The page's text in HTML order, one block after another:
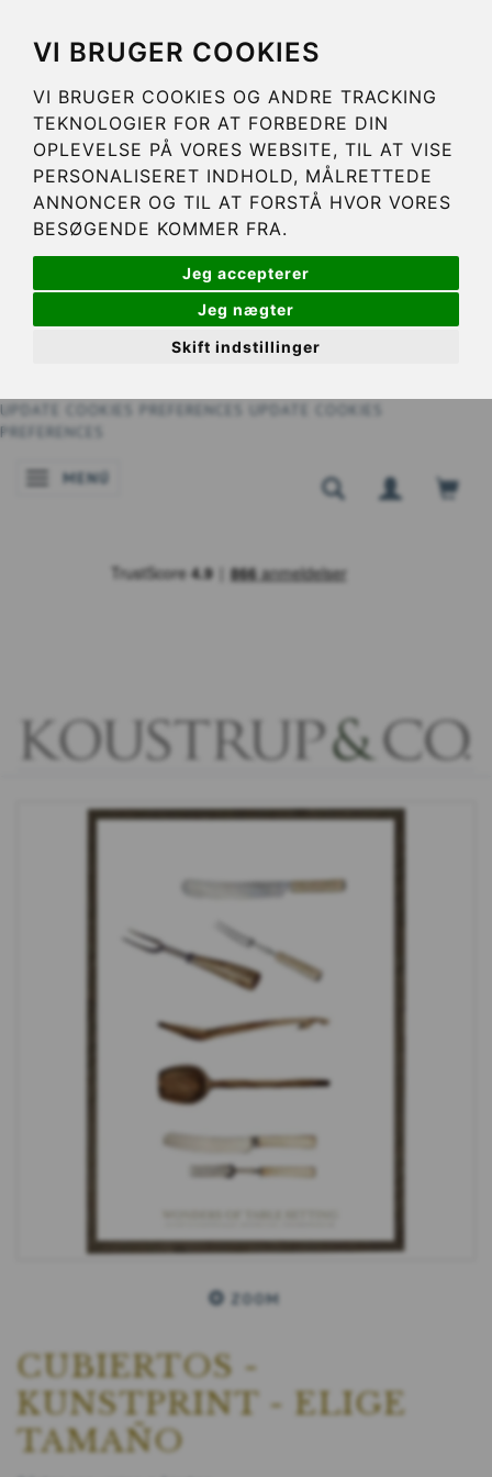
VI BRUGER COOKIES
VI BRUGER COOKIES OG ANDRE TRACKING
TEKNOLOGIER FOR AT FORBEDRE DIN
OPLEVELSE PÅ VORES WEBSITE, TIL AT VISE
PERSONALISERET INDHOLD, MÅLRETTEDE
ANNONCER OG TIL AT FORSTÅ HVOR VORES
BESØGENDE KOMMER FRA.
Jeg accepterer
Jeg nægter
Skift indstillinger
UPDATE COOKIES PREFERENCES
UPDATE COOKIES
PREFERENCES
NAVEGACIÓN DE PALANCA
MENÚ
ZOOM
CUBIERTOS -
KUNSTPRINT - ELIGE
TAMAÑO